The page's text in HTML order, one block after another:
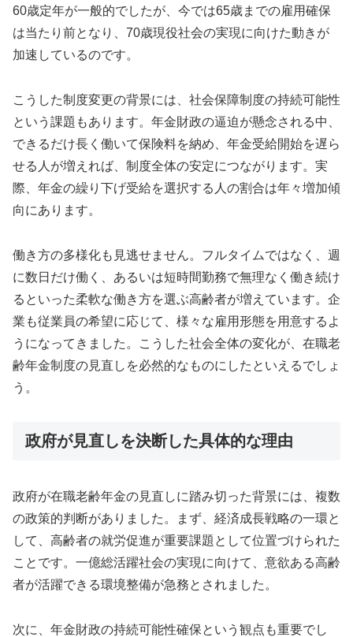
60歳定年が一般的でしたが、今では65歳までの雇用確保
は当たり前となり、70歳現役社会の実現に向けた動きが
加速しているのです。
こうした制度変更の背景には、社会保障制度の持続可能性
という課題もあります。年金財政の逼迫が懸念される中、
できるだけ長く働いて保険料を納め、年金受給開始を遅ら
せる人が増えれば、制度全体の安定につながります。実
際、年金の繰り下げ受給を選択する人の割合は年々増加傾
向にあります。
働き方の多様化も見逃せません。フルタイムではなく、週
に数日だけ働く、あるいは短時間勤務で無理なく働き続け
るといった柔軟な働き方を選ぶ高齢者が増えています。企
業も従業員の希望に応じて、様々な雇用形態を用意するよ
うになってきました。こうした社会全体の変化が、在職老
齢年金制度の見直しを必然的なものにしたといえるでしょ
う。
政府が見直しを決断した具体的な理由
政府が在職老齢年金の見直しに踏み切った背景には、複数
の政策的判断がありました。まず、経済成長戦略の一環と
して、高齢者の就労促進が重要課題として位置づけられた
ことです。一億総活躍社会の実現に向けて、意欲ある高齢
者が活躍できる環境整備が急務とされました。
次に、年金財政の持続可能性確保という観点も重要でし